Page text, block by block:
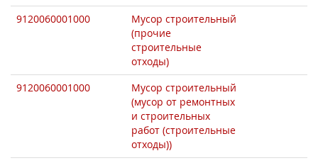
9120060001000
Мусор строительный
(прочие
строительные
отходы)
9120060001000
Мусор строительный
(мусор от ремонтных
и строительных
работ (строительные
отходы))